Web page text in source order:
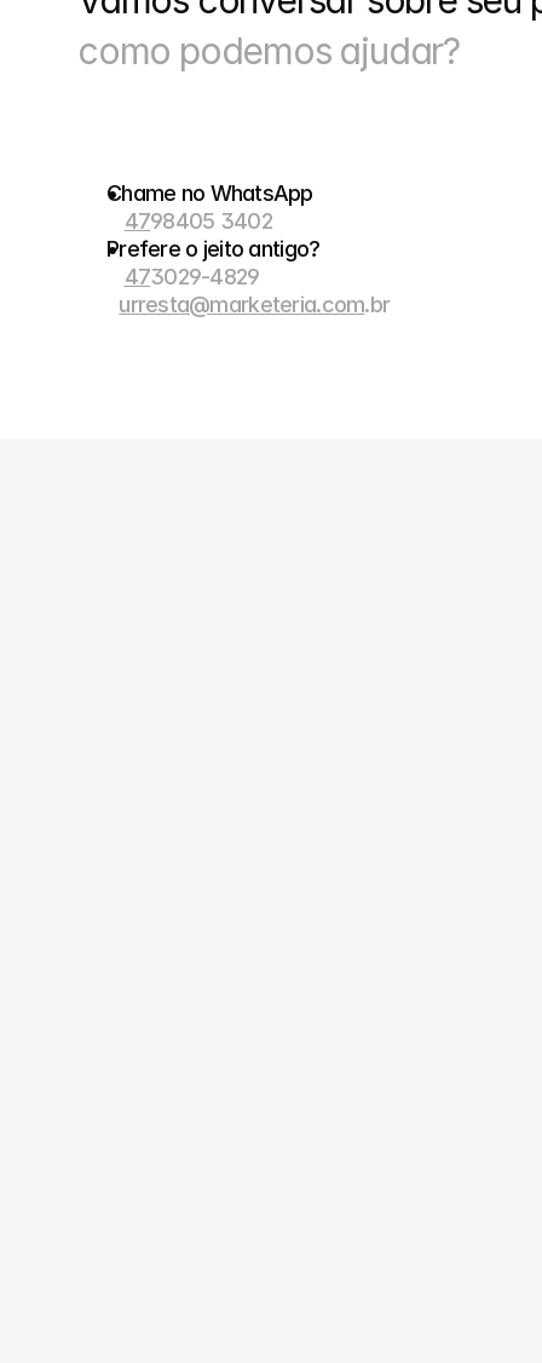
como podemos ajudar?
Chame no WhatsApp
4798405 3402
Prefere o jeito antigo?
473029-4829
urresta@marketeria.com.br